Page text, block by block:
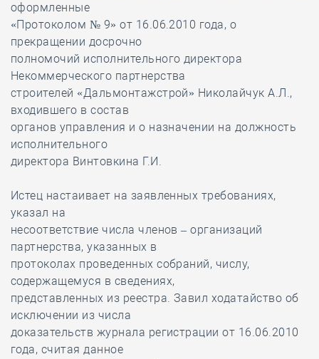
оформленные
«Протоколом № 9» от 16.06.2010 года, о
прекращении досрочно
полномочий исполнительного директора
Некоммерческого партнерства
строителей «Дальмонтажстрой» Николайчук А.Л.,
входившего в состав
органов управления и о назначении на должность
исполнительного
директора Винтовкина Г.И.
Истец настаивает на заявленных требованиях,
указал на
несоответствие числа членов – организаций
партнерства, указанных в
протоколах проведенных собраний, числу,
содержащемуся в сведениях,
представленных из реестра. Завил ходатайство об
исключении из числа
доказательств журнала регистрации от 16.06.2010
года, считая данное